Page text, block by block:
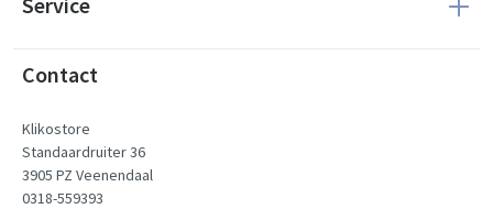
Contact
Klikostore
Standaardruiter 36
3905 PZ Veenendaal
0318-559393